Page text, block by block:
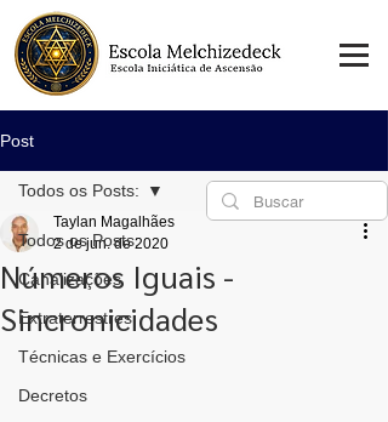
Post
Todos os Posts:
Canalizações
Extraterrestres
Técnicas e Exercícios
Decretos
Todos os Posts:
Números Iguais -
Sincronicidades
Taylan Magalhães
2 de jun. de 2020